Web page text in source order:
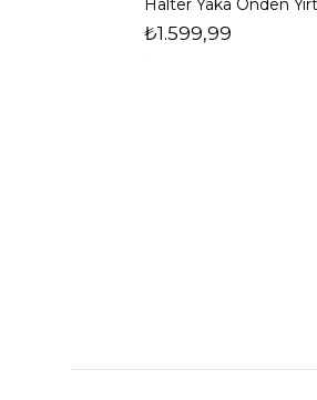
₺1.599,99